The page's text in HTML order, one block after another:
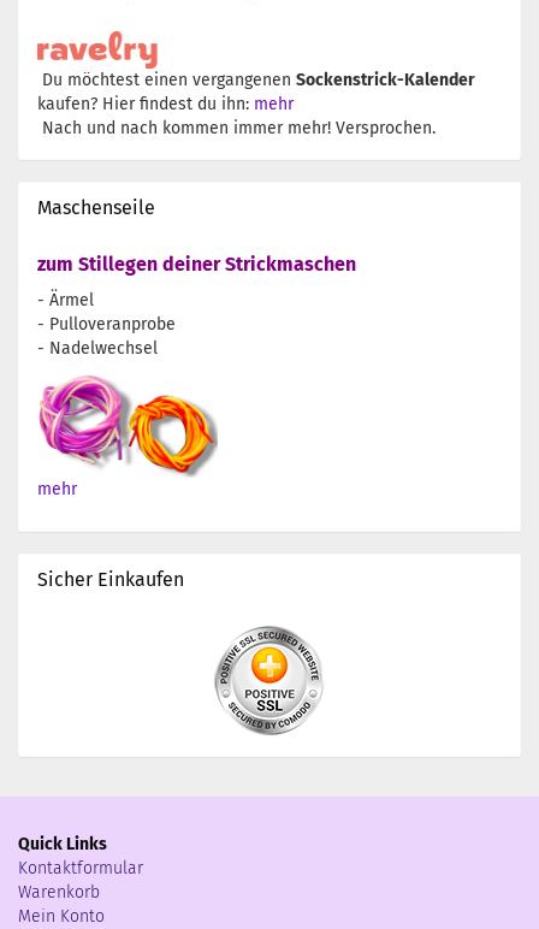
Du möchtest einen vergangenen Sockenstrick-Kalender
kaufen? Hier findest du ihn: mehr
Nach und nach kommen immer mehr! Versprochen.
Maschenseile
zum Stillegen deiner Strickmaschen
- Ärmel
- Pulloveranprobe
- Nadelwechsel
mehr
Sicher Einkaufen
Quick Links
Kontaktformular
Warenkorb
Mein Konto